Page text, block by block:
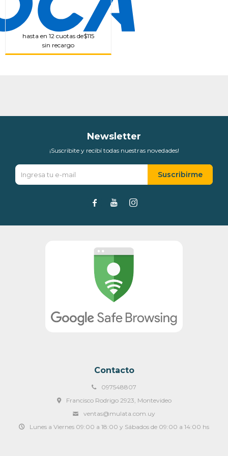
hasta en 12 cuotas de$115
sin recargo
Contacto
097548807
Francisco Rodrigo 2923, Montevideo
ventas@mulata.com.uy
Lunes a Viernes 09:00 a 18:00 y Sábados de 09:00 a 14:00 hs
Newsletter
¡Suscribite y recibí todas nuestras novedades!
Suscribirme
  